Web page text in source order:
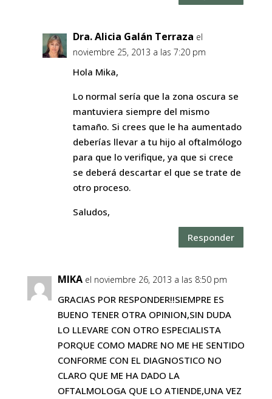
Dra. Alicia Galán Terraza el
noviembre 25, 2013 a las 7:20 pm
Hola Mika,
Lo normal sería que la zona oscura se
mantuviera siempre del mismo
tamaño. Si crees que le ha aumentado
deberías llevar a tu hijo al oftalmólogo
para que lo verifique, ya que si crece
se deberá descartar el que se trate de
otro proceso.
Saludos,
Responder
MIKA el noviembre 26, 2013 a las 8:50 pm
GRACIAS POR RESPONDER!!SIEMPRE ES
BUENO TENER OTRA OPINION,SIN DUDA
LO LLEVARE CON OTRO ESPECIALISTA
PORQUE COMO MADRE NO ME HE SENTIDO
CONFORME CON EL DIAGNOSTICO NO
CLARO QUE ME HA DADO LA
OFTALMOLOGA QUE LO ATIENDE,UNA VEZ